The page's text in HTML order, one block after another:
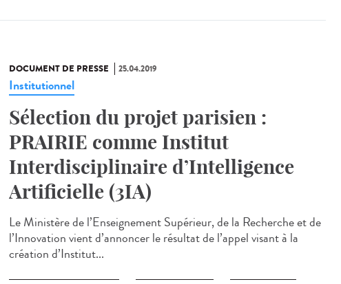
DOCUMENT DE PRESSE 25.04.2019
Institutionnel
Sélection du projet parisien :
PRAIRIE comme Institut
Interdisciplinaire d’Intelligence
Artificielle (3IA)
Le Ministère de l’Enseignement Supérieur, de la Recherche et de
l’Innovation vient d’annoncer le résultat de l’appel visant à la
création d’Institut...